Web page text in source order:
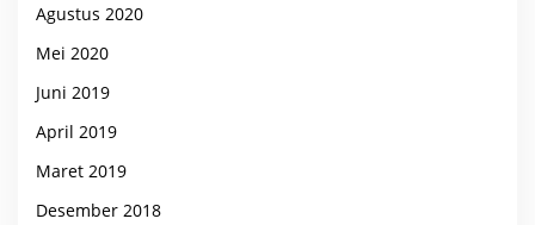
Agustus 2020
Mei 2020
Juni 2019
April 2019
Maret 2019
Desember 2018